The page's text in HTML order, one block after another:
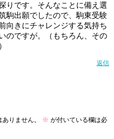
りです。そんなことに備え選
駒出願でしたので、駒東受験
向きにチャレンジする気持ち
のですが。（もちろん、その
返信
りません。 ※ が付いている欄は必